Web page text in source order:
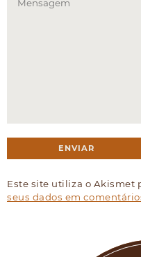
Este site utiliza o Akismet
seus dados em